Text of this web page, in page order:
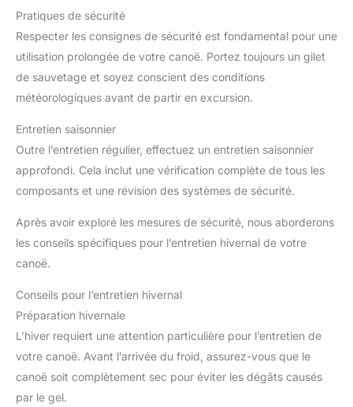
Pratiques de sécurité
Respecter les consignes de sécurité est fondamental pour une
utilisation prolongée de votre canoë. Portez toujours un gilet
de sauvetage et soyez conscient des conditions
météorologiques avant de partir en excursion.
Entretien saisonnier
Outre l’entretien régulier, effectuez un entretien saisonnier
approfondi. Cela inclut une vérification complète de tous les
composants et une révision des systèmes de sécurité.
Après avoir exploré les mesures de sécurité, nous aborderons
les conseils spécifiques pour l’entretien hivernal de votre
canoë.
Conseils pour l’entretien hivernal
Préparation hivernale
L’hiver requiert une attention particulière pour l’entretien de
votre canoë. Avant l’arrivée du froid, assurez-vous que le
canoë soit complètement sec pour éviter les dégâts causés
par le gel.